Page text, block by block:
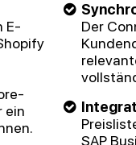
E-
ein
Der
SAP